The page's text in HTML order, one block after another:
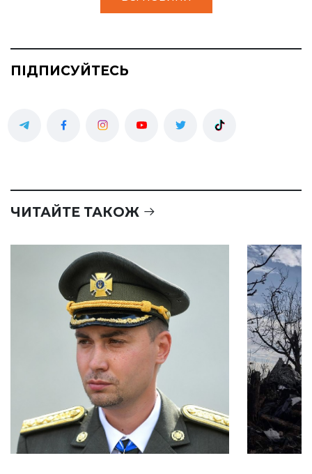
ПІДПИСУЙТЕСЬ
ЧИТАЙТЕ ТАКОЖ